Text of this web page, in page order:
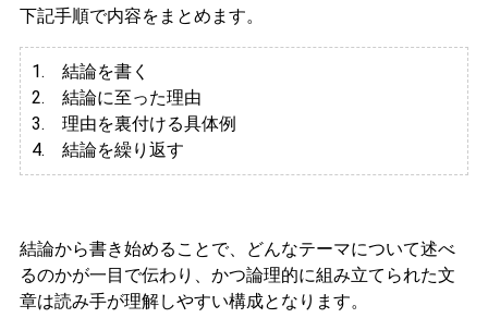
下記手順で内容をまとめます。
1. 結論を書く
2. 結論に至った理由
3. 理由を裏付ける具体例
4. 結論を繰り返す
結論から書き始めることで、どんなテーマについて述べ
るのかが一目で伝わり、かつ論理的に組み立てられた文
章は読み手が理解しやすい構成となります。